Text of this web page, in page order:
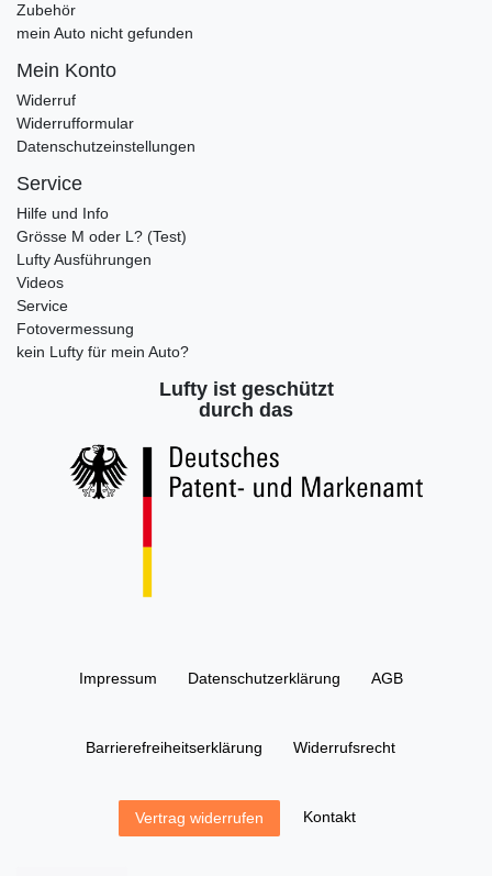
Zubehör
mein Auto nicht gefunden
Mein Konto
Widerruf
Widerrufformular
Datenschutzeinstellungen
Service
Hilfe und Info
Grösse M oder L? (Test)
Lufty Ausführungen
Videos
Service
Fotovermessung
kein Lufty für mein Auto?
Lufty ist geschützt
durch das
Impressum Daten­schutz­erklärung AGB
Barrierefreiheitserklärung Widerrufs­recht
Vertrag widerrufen Kontakt